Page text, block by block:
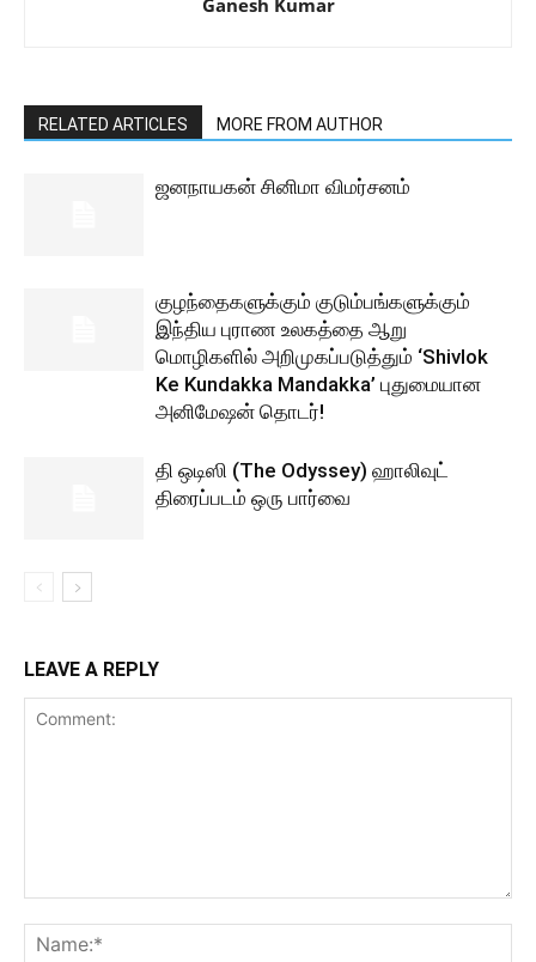
Ganesh Kumar
RELATED ARTICLES MORE FROM AUTHOR
ஜனநாயகன் சினிமா விமர்சனம்
குழந்தைகளுக்கும் குடும்பங்களுக்கும்
இந்திய புராண உலகத்தை ஆறு
மொழிகளில் அறிமுகப்படுத்தும் ‘Shivlok
Ke Kundakka Mandakka’ புதுமையான
அனிமேஷன் தொடர்!
தி ஒடிஸி (The Odyssey) ஹாலிவுட்
திரைப்படம் ஒரு பார்வை
LEAVE A REPLY